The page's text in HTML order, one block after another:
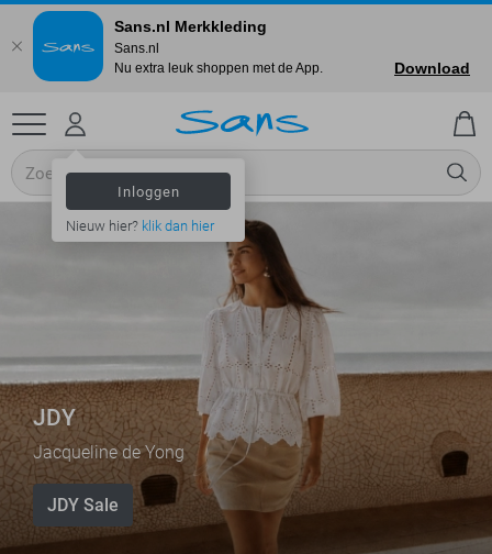
Inloggen
Nieuw hier? klik dan hier
JDY
Jacqueline de Yong
JDY Sale
Sans.nl Merkkleding
Sans.nl
Nu extra leuk shoppen met de App.
Download